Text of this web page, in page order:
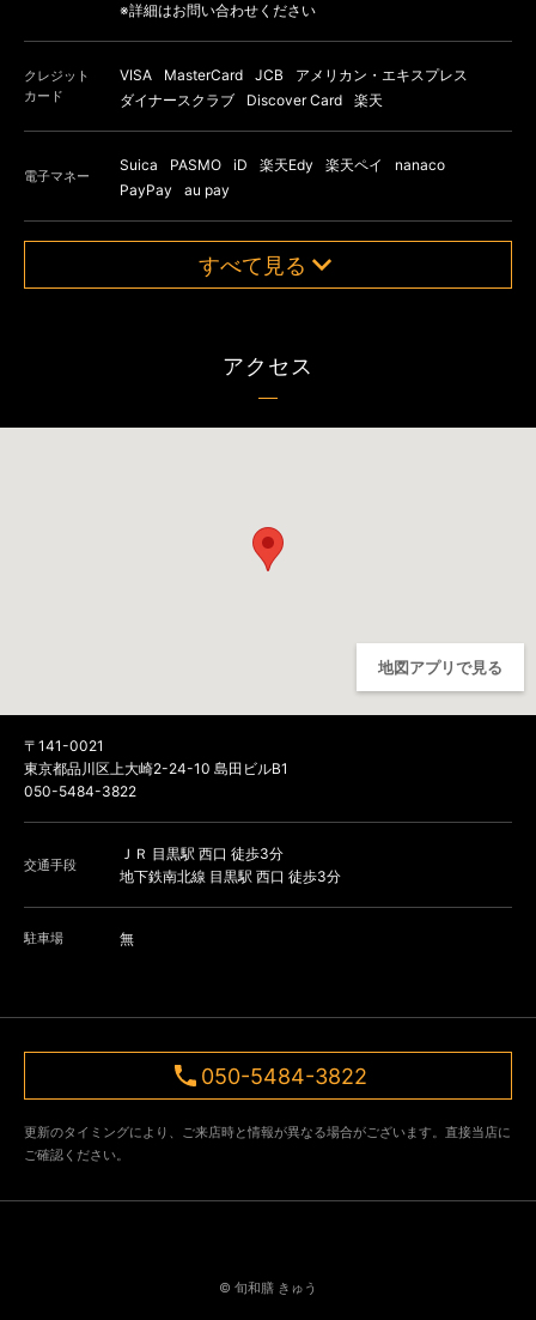
※詳細はお問い合わせください
クレジット
カード
VISA MasterCard JCB
アメリカン・エキスプレス
ダイナースクラブ
Discover Card 楽天
電子マネー
Suica PASMO iD 楽天Edy 楽天ペイ
nanaco
PayPay
au pay
すべて見る
アクセス
地図アプリで見る
〒141-0021
東京都品川区上大崎2-24-10 島田ビルB1
050-5484-3822
交通手段
ＪＲ 目黒駅 西口 徒歩3分
地下鉄南北線 目黒駅 西口 徒歩3分
駐車場 無
050-5484-3822
更新のタイミングにより、ご来店時と情報が異なる場合がございます。直接当店に
ご確認ください。
© 旬和膳 きゅう